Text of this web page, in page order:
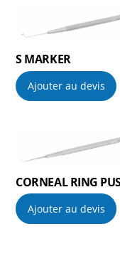
S MARKER
Ajouter au devis
CORNEAL RING
Ajouter au devis